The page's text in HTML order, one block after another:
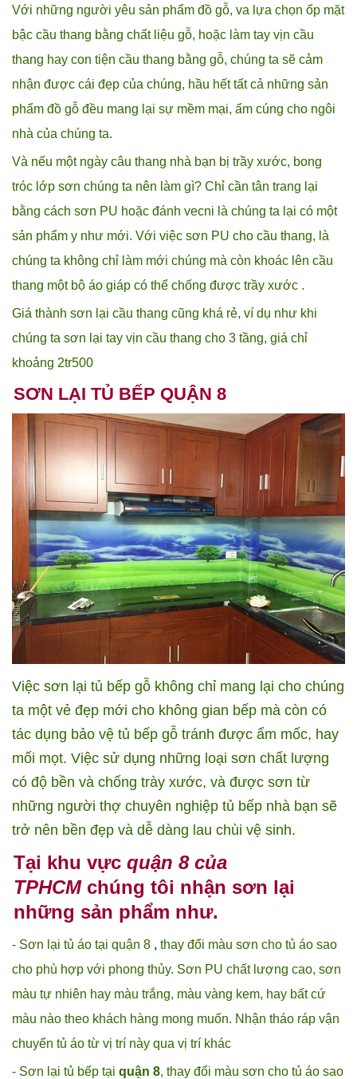
Với những người yêu sản phẩm đồ gỗ, va lựa chọn ốp mặt
bậc cầu thang bằng chất liệu gỗ, hoặc làm tay vịn cầu
thang hay con tiện cầu thang bằng gỗ, chúng ta sẽ cảm
nhận được cái đẹp của chúng, hầu hết tất cả những sản
phẩm đồ gỗ đều mang lại sự mềm mại, ấm cúng cho ngôi
nhà của chúng ta.
Và nếu một ngày câu thang nhà bạn bị trầy xước, bong
tróc lớp sơn chúng ta nên làm gì? Chỉ cần tân trang lại
bằng cách sơn PU hoặc đánh vecni là chúng ta lại có một
sản phẩm y như mới. Với việc sơn PU cho cầu thang, là
chúng ta không chỉ làm mới chúng mà còn khoác lên cầu
thang một bộ áo giáp có thể chống được trầy xước .
Giá thành sơn lại cầu thang cũng khá rẻ, ví dụ như khi
chúng ta sơn lại tay vịn cầu thang cho 3 tầng, giá chỉ
khoảng 2tr500
SƠN LẠI TỦ BẾP QUẬN 8
Việc sơn lại tủ bếp gỗ không chỉ mang lại cho chúng
ta một vẻ đẹp mới cho không gian bếp mà còn có
tác dụng bảo vệ tủ bếp gỗ tránh được ẩm mốc, hay
mối mọt. Việc sử dụng những loại sơn chất lượng
có độ bền và chống trày xước, và được sơn từ
những người thợ chuyên nghiệp tủ bếp nhà bạn sẽ
trở nên bền đẹp và dễ dàng lau chùi vệ sinh.
Tại khu vực quận 8 của
TPHCMchúng tôi nhận sơn lại
những sản phẩm như.
- Sơn lại tủ áo tại quận 8 , thay đổi màu sơn cho tủ áo sao
cho phù hợp với phong thủy. Sơn PU chất lượng cao, sơn
màu tự nhiên hay màu trắng, màu vàng kem, hay bất cứ
màu nào theo khách hàng mong muốn. Nhận tháo ráp vận
chuyển tủ áo từ vị trí này qua vị trí khác
- Sơn lại tủ bếp tại quận 8, thay đổi màu sơn cho tủ áo sao